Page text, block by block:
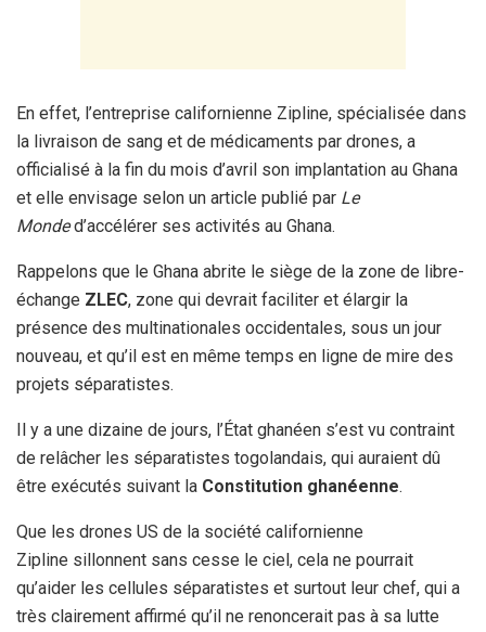
En effet, l’entreprise californienne Zipline, spécialisée dans
la livraison de sang et de médicaments par drones, a
officialisé à la fin du mois d’avril son implantation au Ghana
et elle envisage selon un article publié par Le
Monded’accélérer ses activités au Ghana.
Rappelons que le Ghana abrite le siège de la zone de libre-
échange ZLEC, zone qui devrait faciliter et élargir la
présence des multinationales occidentales, sous un jour
nouveau, et qu’il est en même temps en ligne de mire des
projets séparatistes.
Il y a une dizaine de jours, l’État ghanéen s’est vu contraint
de relâcher les séparatistes togolandais, qui auraient dû
être exécutés suivant la Constitution ghanéenne.
Que les drones US de la société californienne
Zipline sillonnent sans cesse le ciel, cela ne pourrait
qu’aider les cellules séparatistes et surtout leur chef, qui a
très clairement affirmé qu’il ne renoncerait pas à sa lutte